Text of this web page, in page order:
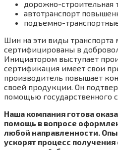
дорожно-строительная
автотранспорт
подъемно-
Шин на эти виды транспорта
сертифицированы в
Инициатором выступает
сертификация имеет свои
производитель повышает
своей продукции. Он
помощью государственного
Наша компания готова
помощь в вопросе
любой направленности.
ускорят процесс